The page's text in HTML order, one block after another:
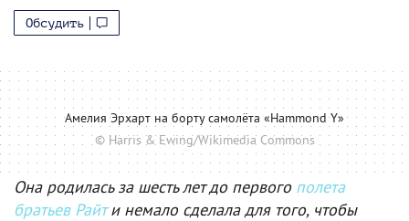
Обсудить
Амелия Эрхарт на борту самолёта «Hammond Y»
© Harris & Ewing/Wikimedia Commons
Она родилась за шесть лет до первого полета
братьев Райти немало сделала для того, чтобы